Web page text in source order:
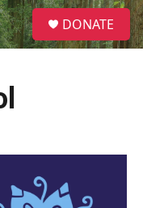
S
e
a
DONATE